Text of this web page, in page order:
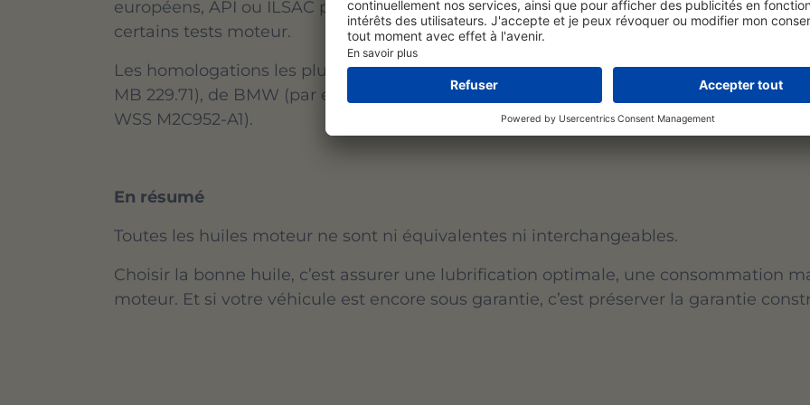
européens, API ou ILSAC pour les constructeurs américains et asiatiques) à laquelle
certains tests moteur.
Les homologations les plus connues sont celles du Groupe VAG (par ex. VW 508 00),
MB 229.71), de BMW (par ex. Longlife-19 FE), de PSA (par ex. B71 2010), de Renault
WSS M2C952-A1).
En résumé
Toutes les huiles moteur ne sont ni équivalentes ni interchangeables.
Choisir la bonne huile, c’est assurer une lubrification optimale, une consommation
moteur. Et si votre véhicule est encore sous garantie, c’est préserver la garantie